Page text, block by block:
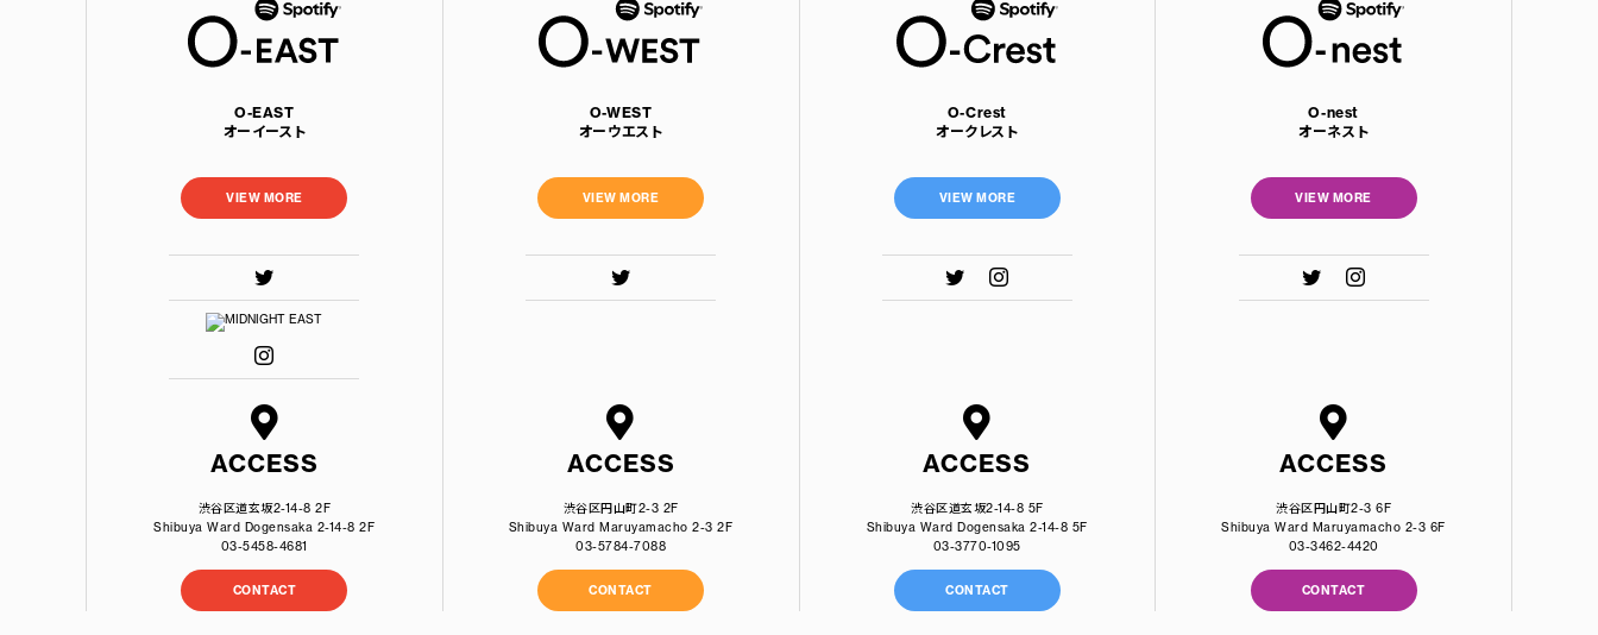
O-EAST
オーイースト
VIEW MORE
ACCESS
渋谷区道玄坂2-14-8 2F
Shibuya Ward Dogensaka 2-14-8 2F
03-5458-4681
CONTACT
O-WEST
オーウエスト
VIEW MORE
ACCESS
渋谷区円山町2-3 2F
Shibuya Ward Maruyamacho 2-3 2F
03-5784-7088
CONTACT
O-Crest
オークレスト
VIEW MORE
ACCESS
渋谷区道玄坂2-14-8 5F
Shibuya Ward Dogensaka 2-14-8 5F
03-3770-1095
CONTACT
O-nest
オーネスト
VIEW MORE
ACCESS
渋谷区円山町2-3 6F
Shibuya Ward Maruyamacho 2-3 6F
03-3462-4420
CONTACT